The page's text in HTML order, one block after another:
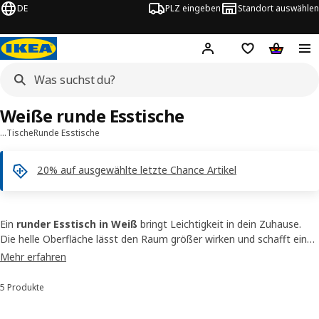
DE PLZ eingeben Standort auswählen
Hej! Hier einloggen
Merkzettel
…TischeRunde Esstische
20% auf ausgewählte letzte Chance Artikel
Weiße runde Esstische
Ein runder Esstisch in Weiß bringt Leichtigkeit in dein Zuhause.
Die helle Oberfläche lässt den Raum größer wirken und schafft eine
freundliche Atmosphäre, in der sich Gäste rundum wohlfühlen. Ob
der Farbe Weiß daherkommt, hier genießt ihr zusammen das
Mehr erfahren
Sortieren und Filtern
5 Produkte